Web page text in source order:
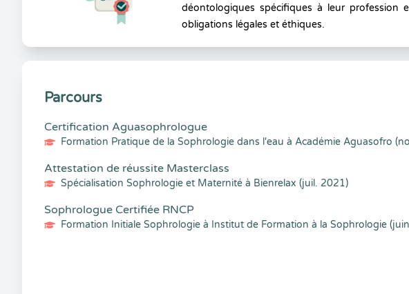
déontologiques spécifiques à leur profession
obligations légales et éthiques.
Parcours
Certification Aguasophrologue
Formation Pratique de la Sophrologie dans l'eau à Académie Aguasofro
Attestation de réussite Masterclass
Spécialisation Sophrologie et Maternité à Bienrelax (juil. 2021)
Sophrologue Certifiée RNCP
Formation Initiale Sophrologie à Institut de Formation à la Sophrologie